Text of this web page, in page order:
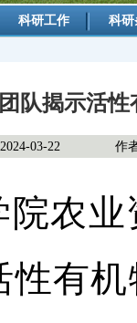
科研工作 科
队揭示活
03-22 作
院农
性有